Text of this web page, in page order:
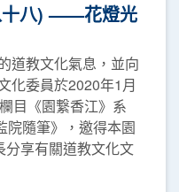
十八) ——花燈光
道教文化氣息，並向
化委員於2020年1月
目《園繋香江》系
院隨筆》，邀得本園
分享有關道教文化文